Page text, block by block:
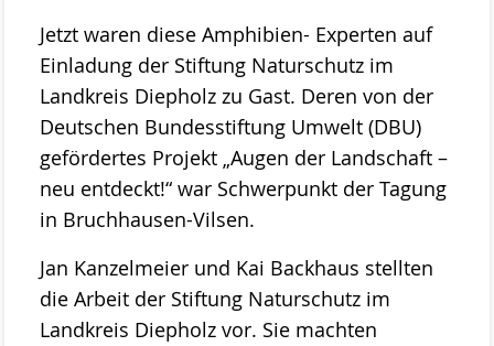
Fliegende Edelsteine
Projekte
ab 2023 MOOSland
ab 2022 PALUDIfarming
ab 2018 NRSP-CANAPE
ab 2013 DBU-Projekt
ab 2009 Ausstellung der Stiftung Naturschutz
Jetzt waren diese Amphibien- Experten auf
Einladung der Stiftung Naturschutz im
Landkreis Diepholz zu Gast. Deren von der
Deutschen Bundesstiftung Umwelt (DBU)
gefördertes Projekt „Augen der Landschaft –
neu entdeckt!“ war Schwerpunkt der Tagung
in Bruchhausen-Vilsen.
Jan Kanzelmeier und Kai Backhaus stellten
die Arbeit der Stiftung Naturschutz im
Landkreis Diepholz vor. Sie machten